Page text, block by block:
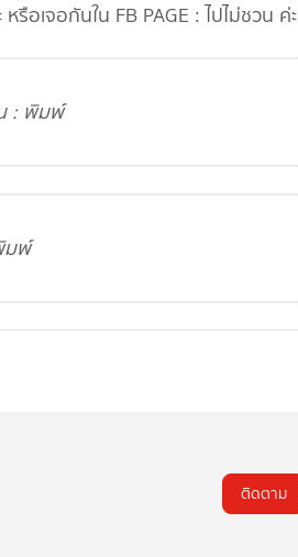
อเจอกันใน FB PAGE : ไปไม่ชวน ค่ะ
: พิมพ์
มพ์
ติดตาม